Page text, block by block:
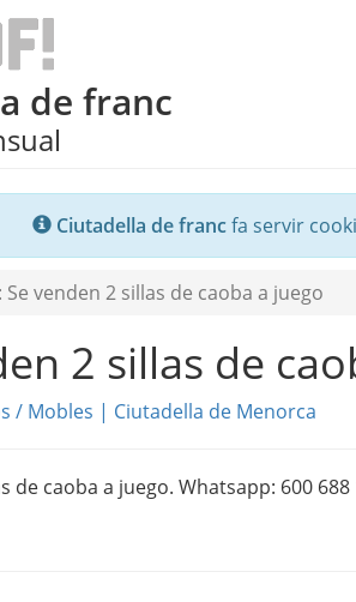
de franc
Ciutadella de francfa servir
Se venden 2 sillas de caoba a juego
2 sillas de
/ Mobles | Ciutadella de Menorca
de caoba a juego. Whatsapp: 600